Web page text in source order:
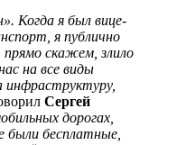
Когда я был вице-
я публично
прямо скажем, злило
на все виды
Сергей
дорогах,
бесплатные,